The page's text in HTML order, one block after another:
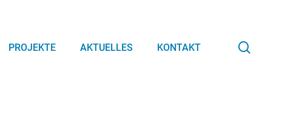
PROJEKTE AKTUELLES KONTAKT